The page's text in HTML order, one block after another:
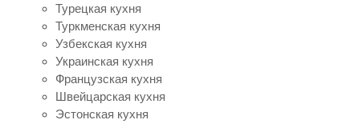
Турецкая кухня
Туркменская кухня
Узбекская кухня
Украинская кухня
Французская кухня
Швейцарская кухня
Эстонская кухня